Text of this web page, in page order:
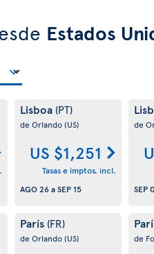
Estados
Lisboa (PT)
de Orlando(US)
US $1,251
Tasas e imptos. incl.
AGO 26aSEP 15
de
SEP
París (FR)
de Orlando(US) de